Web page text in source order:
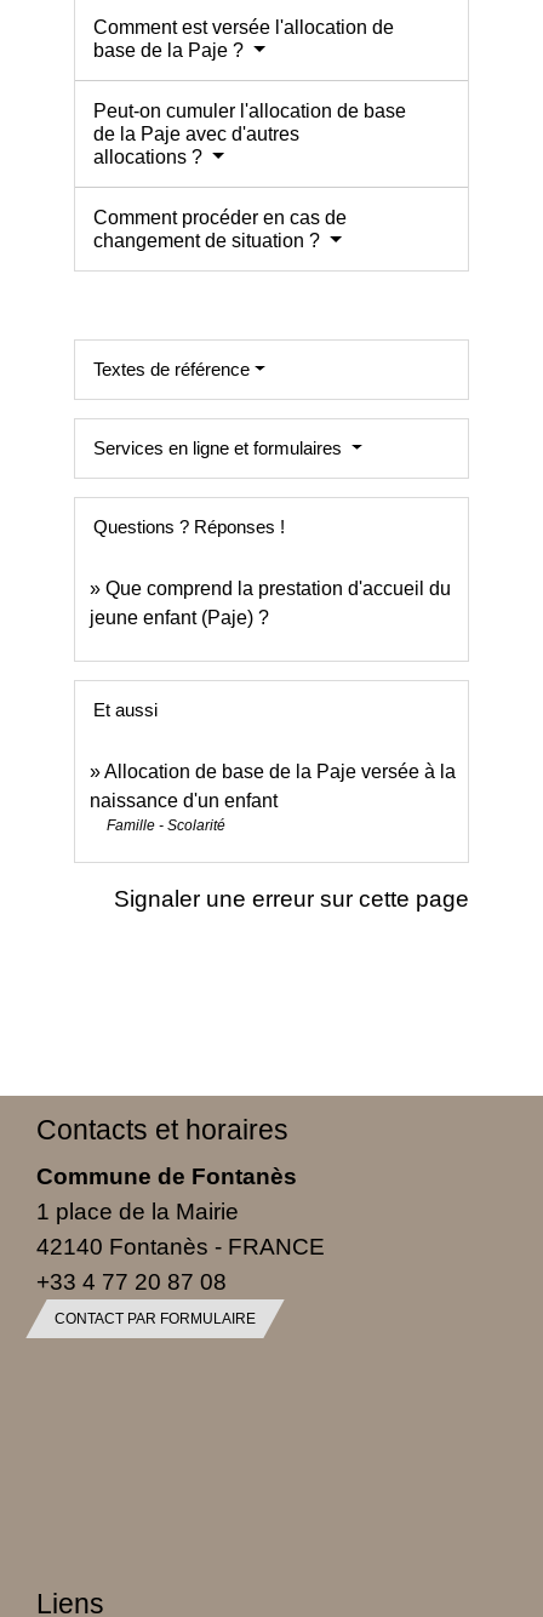
Comment est versée l'allocation de
base de la Paje ?
Peut-on cumuler l'allocation de base
de la Paje avec d'autres
allocations ?
Comment procéder en cas de
changement de situation ?
Textes de référence
Services en ligne et formulaires
Questions ? Réponses !
Que comprend la prestation d'accueil du
jeune enfant (Paje) ?
Et aussi
Allocation de base de la Paje versée à la
naissance d'un enfant
Famille - Scolarité
Signaler une erreur sur cette page
Contacts et horaires
Commune de Fontanès
1 place de la Mairie
42140 Fontanès - FRANCE
+33 4 77 20 87 08
CONTACT PAR FORMULAIRE
Liens